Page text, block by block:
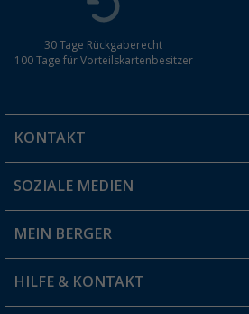
30 Tage Rückgaberecht
100 Tage für Vorteilskartenbesitzer
KONTAKT
Du hast eine Frage?
Filiale finden
SOZIALE MEDIEN
MEIN BERGER
Vorteilskarte
HILFE & KONTAKT